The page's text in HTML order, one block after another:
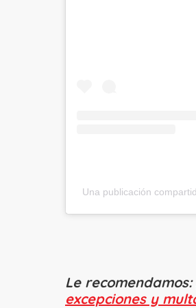
Una publicación
Le recomendamos:
excepciones y